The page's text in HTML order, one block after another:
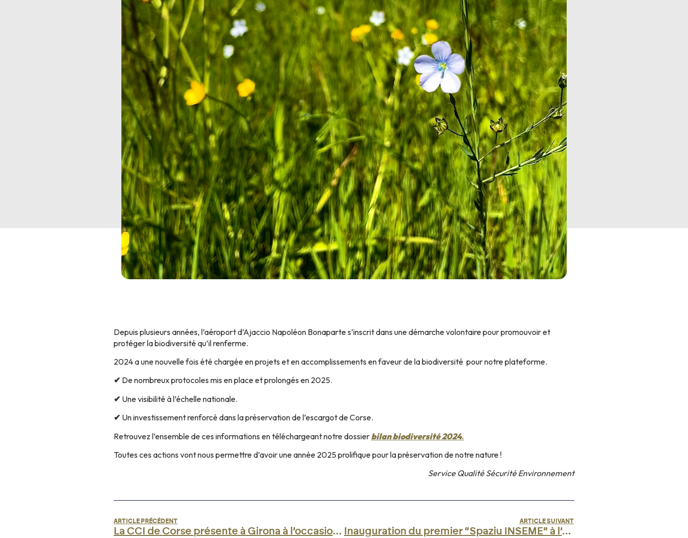
Depuis plusieurs années, l’aéroport d’Ajaccio Napoléon Bonaparte s’inscrit dans une démarche volontaire pour promouvoir et
protéger la biodiversité qu’il renferme.
2024 a une nouvelle fois été chargée en projets et en accomplissements en faveur de la biodiversité pour notre plateforme.
✔ De nombreux protocoles mis en place et prolongés en 2025.
✔ Une visibilité à l’échelle nationale.
✔ Un investissement renforcé dans la préservation de l’escargot de Corse.
Retrouvez l’ensemble de ces informations en téléchargeant notre dossier bilan biodiversité 2024.
Toutes ces actions vont nous permettre d’avoir une année 2025 prolifique pour la préservation de notre nature !
Service Qualité Sécurité Environnement
ARTICLE PRÉCÉDENT
La CCI de Corse présente à Girona à l’occasion du Forum CONNECT Aviation 2025.
ARTICLE SUIVANT
Inauguration du premier “Spaziu INSEME” à l’aéroport Ajaccio Napoléon Bonaparte : un engagement collectif au service des patients corses.